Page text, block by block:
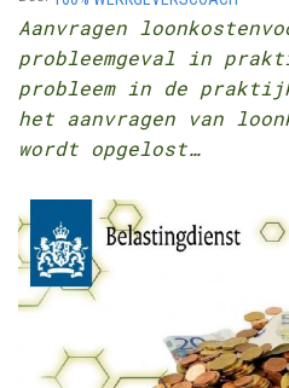
Aanvragen
probleemgeval in
probleem in de
het aanvragen van
wordt opgelost…